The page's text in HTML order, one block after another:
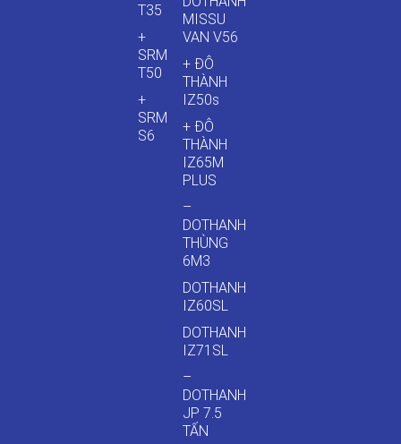
T35
+
SRM
T50
+
SRM
S6
MISSU
VAN V56
+ ĐÔ
THÀNH
IZ50s
+ ĐÔ
THÀNH
IZ65M
PLUS
–
DOTHANH
THÙNG
6M3
DOTHANH
IZ60SL
DOTHANH
IZ71SL
–
DOTHANH
JP 7.5
TẤN